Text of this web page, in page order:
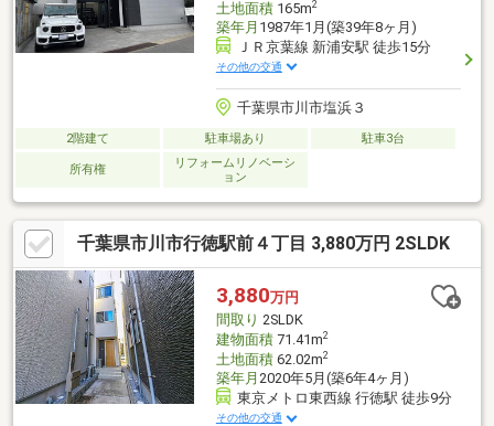
土地面積165m2
築年月 1987年1月(築39年8ヶ月)
ＪＲ京葉線 新浦安駅 徒歩15分
その他の交通
千葉県市川市塩浜３
2階建て 駐車場あり 駐車3台
所有権
リフォームリノベーシ
ョン
千葉県市川市行徳駅前４丁目 3,880万円 2SLDK
3,880万円
間取り 2SLDK
建物面積71.41m2
土地面積62.02m2
築年月 2020年5月(築6年4ヶ月)
東京メトロ東西線 行徳駅 徒歩9分
その他の交通